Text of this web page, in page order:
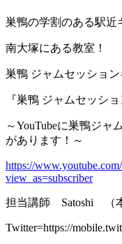
巣鴨の学割のある駅近
南大塚にある教室！
巣鴨 ジャムセッショ
『巣鴨 ジャムセッシ
～YouTubeに巣鴨ジャ
があります！～
https://
view_as=subscriber
担当講師 Satoshi （
Twitter=https://